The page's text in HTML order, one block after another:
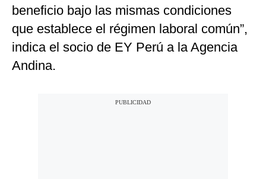
beneficio bajo las mismas condiciones
que establece el régimen laboral común”,
indica el socio de EY Perú a la Agencia
Andina.